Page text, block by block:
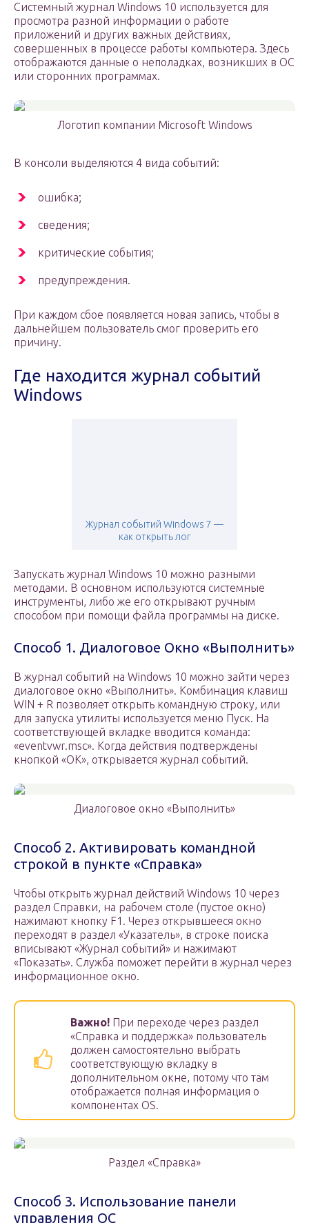
Системный журнал Windows 10 используется для
просмотра разной информации о работе
приложений и других важных действиях,
совершенных в процессе работы компьютера. Здесь
отображаются данные о неполадках, возникших в ОС
или сторонних программах.
Логотип компании Microsoft Windows
В консоли выделяются 4 вида событий:
ошибка;
сведения;
критические события;
предупреждения.
При каждом сбое появляется новая запись, чтобы в
дальнейшем пользователь смог проверить его
причину.
Где находится журнал событий
Windows
Журнал событий Windows 7 —
как открыть лог
Запускать журнал Windows 10 можно разными
методами. В основном используются системные
инструменты, либо же его открывают ручным
способом при помощи файла программы на диске.
Способ 1. Диалоговое Окно «Выполнить»
В журнал событий на Windows 10 можно зайти через
диалоговое окно «Выполнить». Комбинация клавиш
WIN + R позволяет открыть командную строку, или
для запуска утилиты используется меню Пуск. На
соответствующей вкладке вводится команда:
«eventvwr.msc». Когда действия подтверждены
кнопкой «ОК», открывается журнал событий.
Диалоговое окно «Выполнить»
Способ 2. Активировать командной
строкой в пункте «Справка»
Чтобы открыть журнал действий Windows 10 через
раздел Справки, на рабочем столе (пустое окно)
нажимают кнопку F1. Через открывшееся окно
переходят в раздел «Указатель», в строке поиска
вписывают «Журнал событий» и нажимают
«Показать». Служба поможет перейти в журнал через
информационное окно.
Важно! При переходе через раздел
«Справка и поддержка» пользователь
должен самостоятельно выбрать
соответствующую вкладку в
дополнительном окне, потому что там
отображается полная информация о
компонентах OS.
Раздел «Справка»
Способ 3. Использование панели
управления ОС